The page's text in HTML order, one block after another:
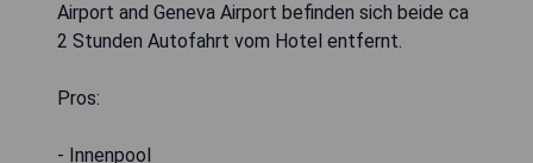
Airport and Geneva Airport befinden sich beide ca
2 Stunden Autofahrt vom Hotel entfernt.
Pros:
- Innenpool